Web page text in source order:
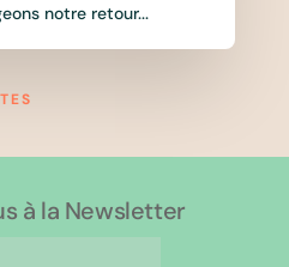
notre retour...
à la Newsletter